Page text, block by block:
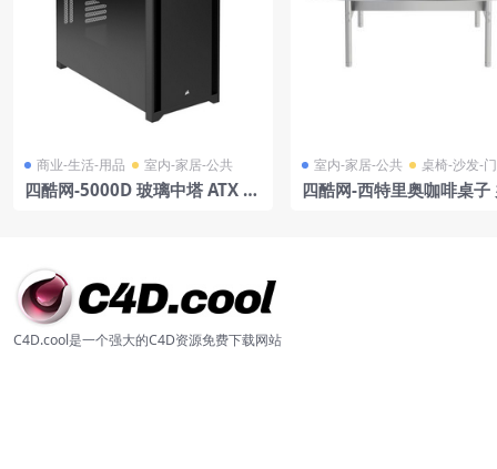
商业-生活-用品 室内-家居-公共
四酷网-5000D 玻璃中塔 ATX 电
室内-家居-公共 桌椅-沙发-
四酷网-西特里奥咖啡桌子
C4D.cool是一个强大的C4D资源免费下载网站